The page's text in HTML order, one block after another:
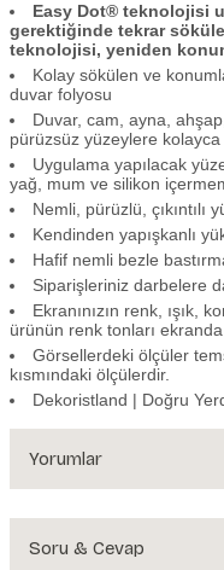
Easy Dot® teknolojisi
gerektiğinde tekrar
teknolojisi, yeniden
Kolay sökülen ve
duvar folyosu
Duvar, cam, ayna,
pürüzsüz yüzeylere kolayca
Uygulama yapılacak
yağ, mum ve silikon
Nemli, pürüzlü, çıkıntılı
Kendinden yapışkanlı
Hafif nemli bezle
Siparişleriniz darbelere
Ekranınızın renk, ışık,
ürünün renk tonları
Görsellerdeki ölçüler
kısmındaki ölçülerdir.
Dekoristland | Doğru
Yorumlar
Soru & Cevap